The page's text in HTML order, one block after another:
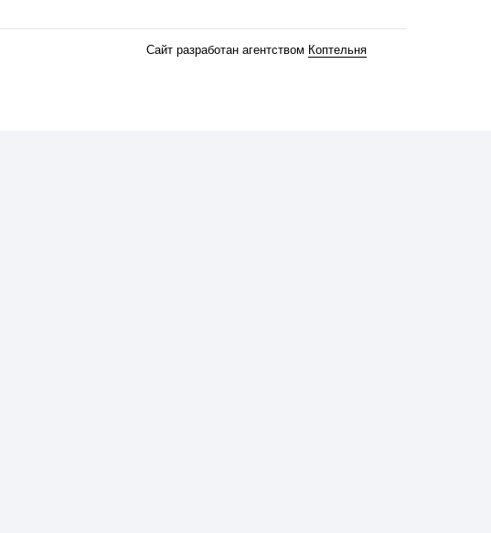
Сайт разработан агентством Коптельня